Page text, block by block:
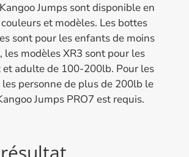
Jumps sont disponible en
et modèles. Les bottes
sont pour les enfants de moins
les modèles XR3 sont pour les
et adulte de 100-200lb. Pour les
personne de plus de 200lb le
Jumps PRO7 est requis.